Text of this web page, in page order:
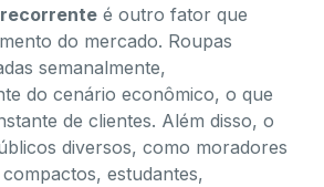
é outro fator que
do mercado. Roupas
semanalmente,
do cenário econômico, o que
de clientes. Além disso, o
diversos, como moradores
estudantes,